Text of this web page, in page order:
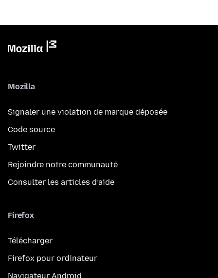
Mozilla
Signaler une violation de marque déposée
Code source
Twitter
Rejoindre notre communauté
Consulter les articles d’aide
Firefox
Télécharger
Firefox pour ordinateur
Navigateur Android